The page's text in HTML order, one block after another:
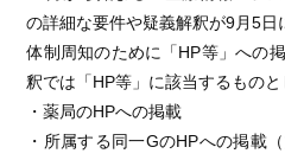
の詳細な要件や疑義解釈が9月5日
体制周知のために「HP等」への
釈では「HP等」に該当するものと
・薬局のHPへの掲載
・所属する同一GのHPへの掲載